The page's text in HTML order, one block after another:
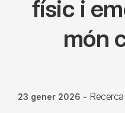
físic i
món
23 gener 2026 - Recerca